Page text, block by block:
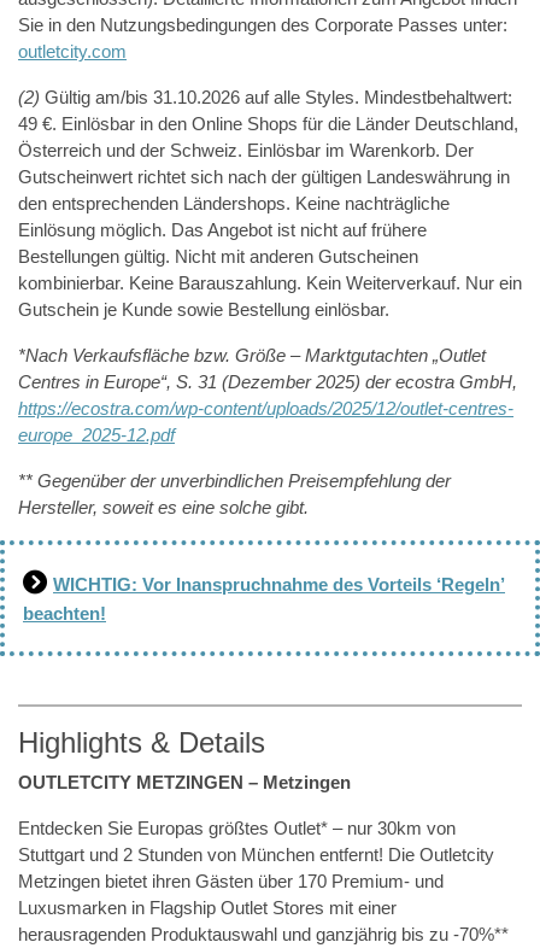
Sie in den Nutzungsbedingungen des Corporate Passes unter:
outletcity.com
(2) Gültig am/bis 31.10.2026 auf alle Styles. Mindestbehaltwert:
49 €. Einlösbar in den Online Shops für die Länder Deutschland,
Österreich und der Schweiz. Einlösbar im Warenkorb. Der
Gutscheinwert richtet sich nach der gültigen Landeswährung in
den entsprechenden Ländershops. Keine nachträgliche
Einlösung möglich. Das Angebot ist nicht auf frühere
Bestellungen gültig. Nicht mit anderen Gutscheinen
kombinierbar. Keine Barauszahlung. Kein Weiterverkauf. Nur ein
Gutschein je Kunde sowie Bestellung einlösbar.
*Nach Verkaufsfläche bzw. Größe – Marktgutachten „Outlet
Centres in Europe“, S. 31 (Dezember 2025) der ecostra GmbH,
https://ecostra.com/wp-content/uploads/2025/12/outlet-centres-
europe_2025-12.pdf
** Gegenüber der unverbindlichen Preisempfehlung der
Hersteller, soweit es eine solche gibt.
WICHTIG: Vor Inanspruchnahme des Vorteils ‘Regeln’
beachten!
Highlights & Details
OUTLETCITY METZINGEN – Metzingen
Entdecken Sie Europas größtes Outlet* – nur 30km von
Stuttgart und 2 Stunden von München entfernt! Die Outletcity
Metzingen bietet ihren Gästen über 170 Premium- und
Luxusmarken in Flagship Outlet Stores mit einer
herausragenden Produktauswahl und ganzjährig bis zu -70%**